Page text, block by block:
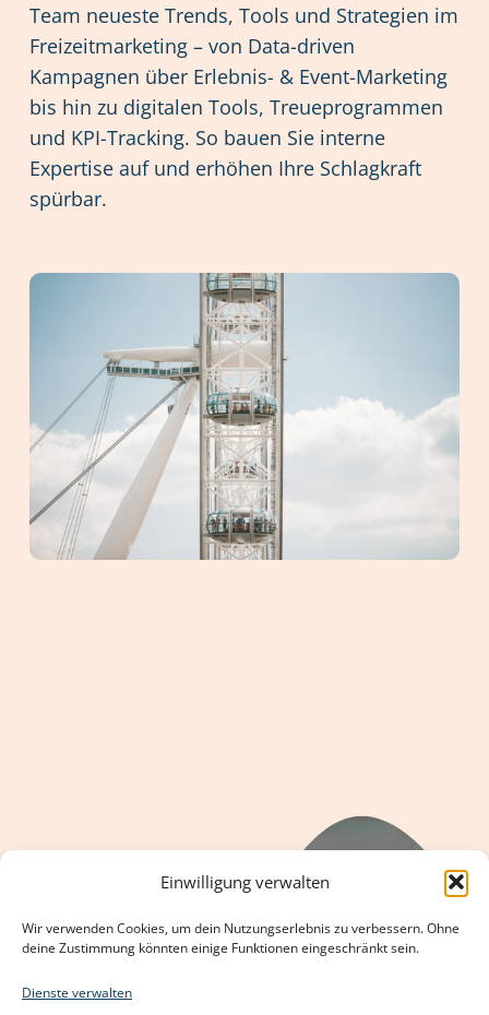
Einwilligung verwalten
Wir verwenden Cookies, um dein Nutzungserlebnis zu verbessern. Ohne
deine Zustimmung könnten einige Funktionen eingeschränkt sein.
Dienste verwalten
Team neueste Trends, Tools und Strategien im
Freizeitmarketing – von Data-driven
Kampagnen über Erlebnis- & Event-Marketing
bis hin zu digitalen Tools, Treueprogrammen
und KPI-Tracking. So bauen Sie interne
Expertise auf und erhöhen Ihre Schlagkraft
spürbar.